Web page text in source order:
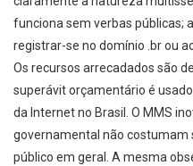
funciona sem verbas públicas;
registrar-se no domínio .br ou
Os recursos arrecadados são
superávit orçamentário é
da Internet no Brasil. O MMS
governamental não costumam
público em geral. A mesma